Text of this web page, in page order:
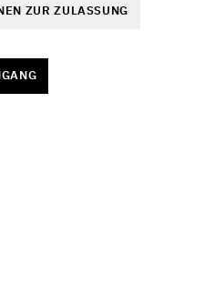
ZUR ZULASSUNG